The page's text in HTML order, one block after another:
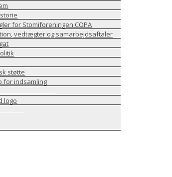
for Stomiforeningen COPA
vedtægter og samarbejdsaftaler
støtte
for indsamling
logo